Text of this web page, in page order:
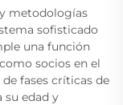
metodologías
sofisticado
una función
socios en el
fases críticas de
su edad y